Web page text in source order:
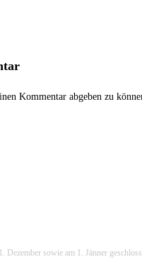
Kommentar abgeben zu
sowie am 1. Jänner